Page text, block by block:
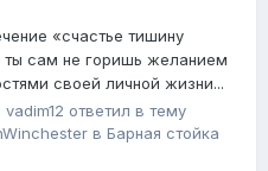
«счастье тишину
ты сам не горишь желанием
своей личной жизни...
vadim12 ответил в тему
в Барная стойка